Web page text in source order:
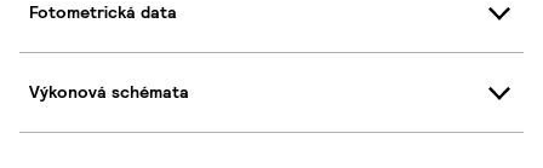
Fotometrická data
Výkonová schémata